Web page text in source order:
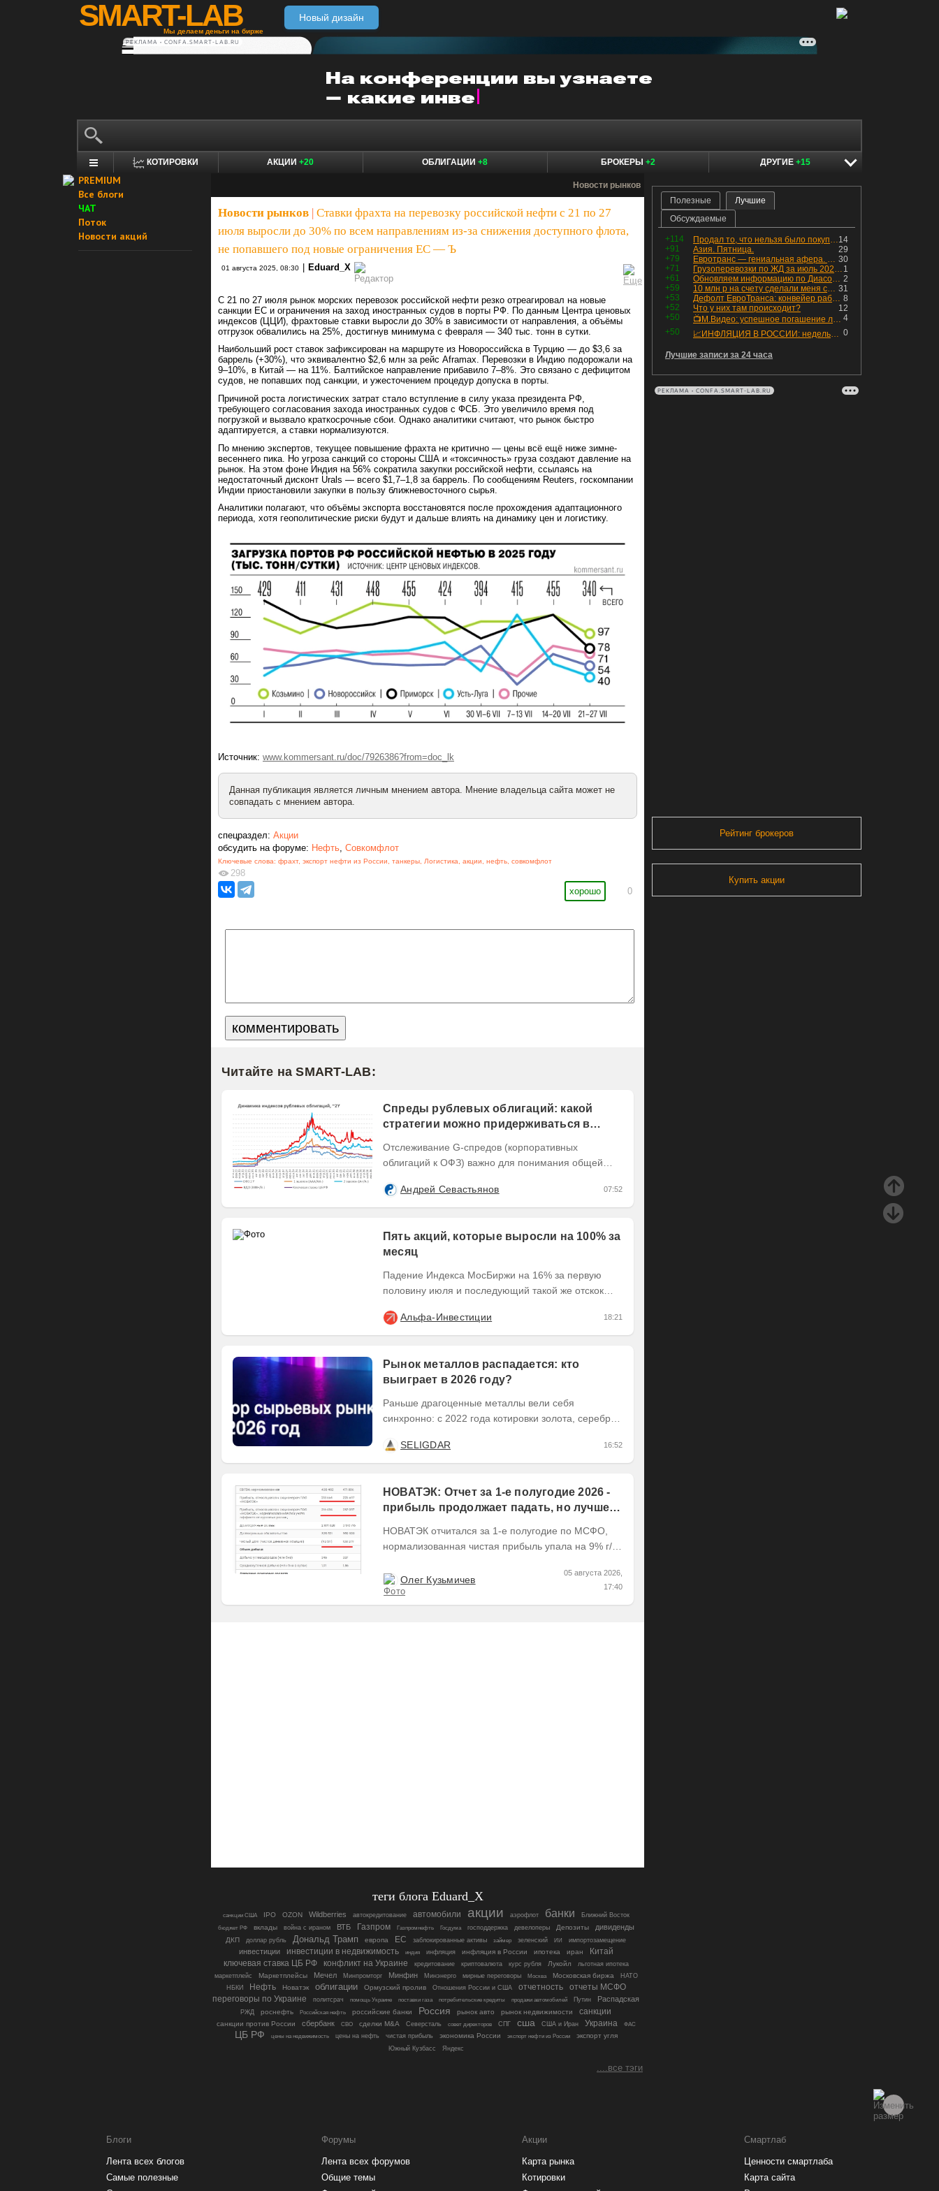
SMART-LAB
Мы делаем деньги на бирже
Новый дизайн
РЕКЛАМА • CONFA.SMART-LAB.RU
КОТИРОВКИ АКЦИИ +20 ОБЛИГАЦИИ +8 БРОКЕРЫ +2 ДРУГИЕ +15
PREMIUM
Все блоги
ЧАТ
Поток
Новости акций
Новости рынков
Новости рынков Ставки фрахта на перевозку российской нефти c 21 по 27
июля выросли до 30% по всем направлениям из-за снижения доступного флота,
не попавшего под новые ограничения ЕС — Ъ
01 августа 2025, 08:30 Eduard_X
С 21 по 27 июля рынок морских перевозок российской нефти резко отреагировал на новые
санкции ЕС и ограничения на заход иностранных судов в порты РФ. По данным Центра ценовых
индексов (ЦЦИ), фрахтовые ставки выросли до 30% в зависимости от направления, а объёмы
отгрузок обвалились на 25%, достигнув минимума с февраля — 340 тыс. тонн в сутки.
Наибольший рост ставок зафиксирован на маршруте из Новороссийска в Турцию — до $3,6 за
баррель (+30%), что эквивалентно $2,6 млн за рейс Aframax. Перевозки в Индию подорожали на
9–10%, в Китай — на 11%. Балтийское направление прибавило 7–8%. Это связано с дефицитом
судов, не попавших под санкции, и ужесточением процедур допуска в порты.
Причиной роста логистических затрат стало вступление в силу указа президента РФ,
требующего согласования захода иностранных судов с ФСБ. Это увеличило время под
погрузкой и вызвало краткосрочные сбои. Однако аналитики считают, что рынок быстро
адаптируется, а ставки нормализуются.
По мнению экспертов, текущее повышение фрахта не критично — цены всё ещё ниже зимне-
весеннего пика. Но угроза санкций со стороны США и «токсичность» груза создают давление на
рынок. На этом фоне Индия на 56% сократила закупки российской нефти, ссылаясь на
недостаточный дисконт Urals — всего $1,7–1,8 за баррель. По сообщениям Reuters, госкомпании
Индии приостановили закупки в пользу ближневосточного сырья.
Аналитики полагают, что объёмы экспорта восстановятся после прохождения адаптационного
периода, хотя геополитические риски будут и дальше влиять на динамику цен и логистику.
Источник: www.kommersant.ru/doc/7926386?from=doc_lk
Данная публикация является личным мнением автора. Мнение владельца сайта может не
совпадать с мнением автора.
спецраздел: Акции
обсудить на форуме: Нефть Совкомфлот
Ключевые слова: фрахт, экспорт нефти из России танкеры Логистика акции нефть совкомфлот
298
хорошо
0
Читайте на SMART-LAB:
Спреды рублевых облигаций: какой
стратегии можно придерживаться в
Отслеживание G-спредов (корпоративных
облигаций к ОФЗ) важно для понимания общей
отражающей текущую...
Андрей Севастьянов 07:52
Пять акций, которые выросли на 100% за
месяц
Падение Индекса МосБиржи на 16% за первую
половину июля и последующий такой же отскок
наиболее...
Альфа-Инвестиции 18:21
Рынок металлов распадается: кто
выиграет в 2026 году?
Раньше драгоценные металлы вели себя
синхронно: с 2022 года котировки золота, серебра
разделился. В...
SELIGDAR 16:52
НОВАТЭК: Отчет за 1-е полугодие 2026 -
прибыль продолжает падать, но лучшее
НОВАТЭК отчитался за 1-е полугодие по МСФО,
нормализованная чистая прибыль упала на 9% г/г
Олег Кузьмичев
05 августа 2026,
17:40
Полезные
Лучшие
Обсуждаемые
+114 14
Продал то, что нельзя было покупать. Изменения в портфеле
+91
29
Азия. Пятница.
+79
30
Евротранс — гениальная афера. Собрал с инвесторов денег, выплатил дивидендов больше текущей капитализации и ушёл в дефолт
+71
1
Грузоперевозки по ЖД за июль 2026 г. — четвёртый месяц подряд роста, чёрные металлы на уровне прошлого года, а каменный уголь в плюсе.
+61
2
Обновляем информацию по Диасофту: дивиденды и выкуп
+59
31
10 млн р на счету сделали меня счастливым? Ожидание vs Реальность!
+53
8
Дефолт ЕвроТранса: конвейер работает исправно
+52
12
Что у них там происходит?
+50
4
📺М.Видео: успешное погашение любимого флоатера
+50
0
📈ИНФЛЯЦИЯ В РОССИИ: недельная дефляция, но в годовом выражении рост 😢
Лучшие записи за 24 часа
РЕКЛАМА • CONFA.SMART-LAB.RU
Рейтинг брокеров
Купить акции
теги блога Eduard_X
санкции США IPO OZON Wildberries автокредитование автомобили акции аэрофлот банки
Ближний Восток
бюджет РФ
вклады война с ираном ВТБ Газпром Газпромнефть Госдума господдержка девелоперы Депозиты дивиденды
ДКП доллар рубль Дональд Трамп европа ЕС заблокированные активы займер зеленский ИИ импортозамещение
инвестиции инвестиции в недвижимость индия инфляция инфляция в России ипотека иран
Китай
ключевая ставка ЦБ РФ
конфликт на Украине кредитование криптовалюта курс рубля Лукойл
льготная ипотека
маркетплейс
Маркетплейсы Мечел Минпромторг Минфин Минэнерго мирные переговоры Москва Московская биржа
НАТО
НБКИ
Нефть Новатэк облигации Ормузский пролив Отношения России и США отчетность отчеты МСФО
переговоры по Украине политсрач помощь Украине поставки газа потребительские кредиты продажи автомобилей Путин Распадская
РЖД роснефть Российская нефть российские банки Россия рынок авто рынок недвижимости санкции
санкции против России сбербанк СВО сделки M&A Северсталь совет директоров СПГ сша США и Иран Украина ФАС
ЦБ РФ цены на недвижимость цены на нефть чистая прибыль экономика России экспорт нефти из России экспорт угля
Южный Кузбасс Яндекс
....все тэги
Блоги
Лента всех блогов
Самые полезные
Форумы
Лента всех форумов
Общие темы
Акции
Карта рынка
Котировки
Смартлаб
Ценности смартлаба
Карта сайта